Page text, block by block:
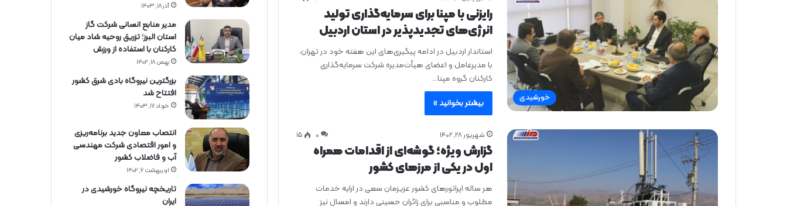
خورشیدی
رایزنی با مپنا برای سرمایه‌گذاری تولید
انرژی‌های تجدیدپذیر در استان اردبیل
استاندار اردبیل در ادامه پیگیری‌های این هفته خود در تهران،
با مدیرعامل و اعضای هیأت‌مدیره شرکت سرمایه‌گذاری
کارکنان گروه مپنا…
بیشتر بخوانید »
شهریور ۲۸, ۱۴۰۲ 0 ۱۵
گزارش ویژه؛ گوشه‌ای از اقدامات همراه
اول در یکی از مرزهای کشور
هر ساله اپراتورهای کشور عزیزمان سعی در ارایه خدمات
مطلوب و مناسبی برای زائران حسینی دارند و امسال نیز
آذر ۱۸, ۱۴۰۳
مدیر منابع انسانی شرکت گاز
استان البرز؛ تزریق روحیه شاد میان
کارکنان با استفاده از ورزش
بهمن ۱۸, ۱۴۰۲
بزرگترین نیروگاه بادی شرق کشور
افتتاح شد
خرداد ۱۷, ۱۴۰۳
انتصاب معاون جدید برنامه‌ریزی
و امور اقتصادی شرکت مهندسی
آب و فاضلاب کشور
اردیبهشت ۶, ۱۴۰۲
تاریخچه نیروگاه خورشیدی در
ایران